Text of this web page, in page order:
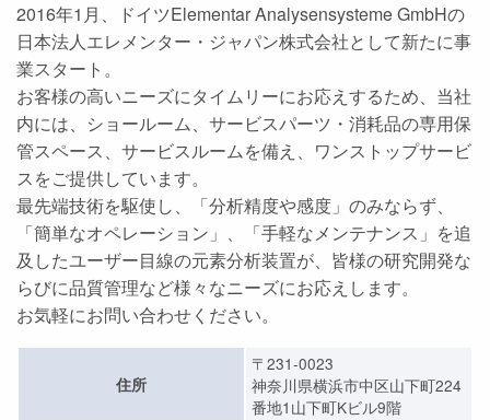
2016年1月、ドイツElementar Analysensysteme GmbHの
日本法人エレメンター・ジャパン株式会社として新たに事
業スタート。
お客様の高いニーズにタイムリーにお応えするため、当社
内には、ショールーム、サービスパーツ・消耗品の専用保
管スペース、サービスルームを備え、ワンストップサービ
スをご提供しています。
最先端技術を駆使し、「分析精度や感度」のみならず、
「簡単なオペレーション」、「手軽なメンテナンス」を追
及したユーザー目線の元素分析装置が、皆様の研究開発な
らびに品質管理など様々なニーズにお応えします。
お気軽にお問い合わせください。
住所
〒231-0023
神奈川県横浜市中区山下町224
番地1山下町Kビル9階